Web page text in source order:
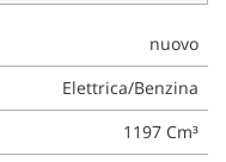
nuovo
Elettrica/Benzina
1197 Cm³